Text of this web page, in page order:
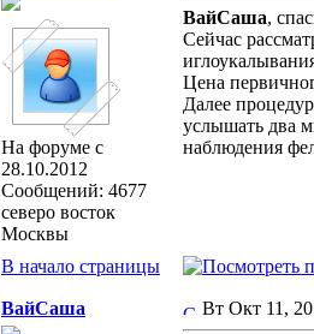
На форуме с
28.10.2012
Сообщений: 4677
северо восток
Москвы
ВайСаша,
Сейчас
Цена
Далее
услышать два
наблюдения
В начало страницы
ВайСаша Вт Окт 11,